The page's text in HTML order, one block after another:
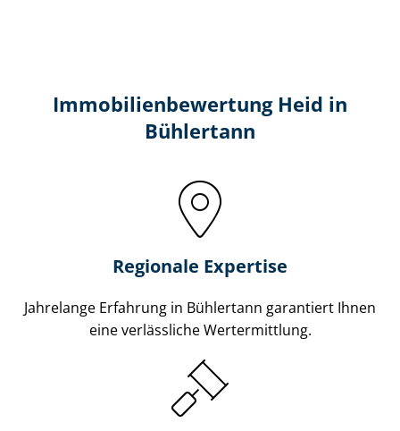
Immobilien­bewertung Heid in
Bühlertann
Regionale Expertise
Jahrelange Erfahrung in Bühlertann garantiert Ihnen
eine verlässliche Wertermittlung.